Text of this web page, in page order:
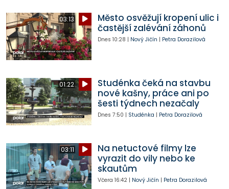
03:13
Město osvěžují kropení ulic i
častější zalévání záhonů
Dnes 10:28 | Nový Jičín | Petra Dorazilová
01:22
Studénka čeká na stavbu
nové kašny, práce ani po
šesti týdnech nezačaly
Dnes 7:50 | Studénka | Petra Dorazilová
03:11
Na netuctové filmy lze
vyrazit do vily nebo ke
skautům
Včera 16:42| Nový Jičín | Petra Dorazilová